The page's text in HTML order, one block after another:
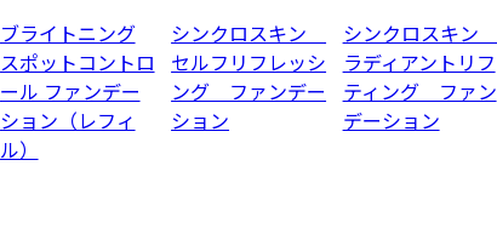
ブライトニング
スポットコントロ
ール ファンデー
ション（レフィ
ル）
シンクロスキン
セルフリフレッシ
ング ファンデー
ション
シンクロスキン
ラディアントリフ
ティング ファン
デーション